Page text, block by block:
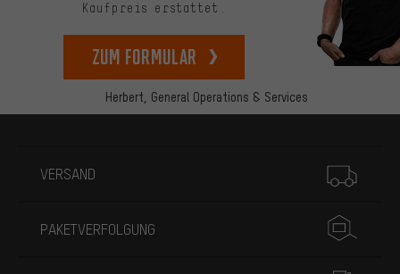
Herbert, General Operations & Services
Kaufpreis erstattet.
zum Formular
VERSAND
PAKETVERFOLGUNG